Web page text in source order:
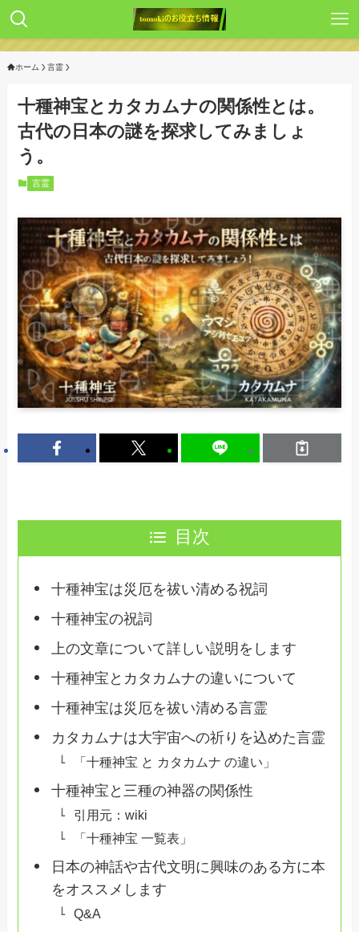
ホーム 言霊
十種神宝とカタカムナの関係性とは。
古代の日本の謎を探求してみましょ
う。
言霊
目次
十種神宝は災厄を祓い清める祝詞
十種神宝の祝詞
上の文章について詳しい説明をします
十種神宝とカタカムナの違いについて
十種神宝は災厄を祓い清める言霊
カタカムナは大宇宙への祈りを込めた言霊
「十種神宝 と カタカムナ の違い」
十種神宝と三種の神器の関係性
引用元：wiki
「十種神宝 一覧表」
日本の神話や古代文明に興味のある方に本
をオススメします
Q&A